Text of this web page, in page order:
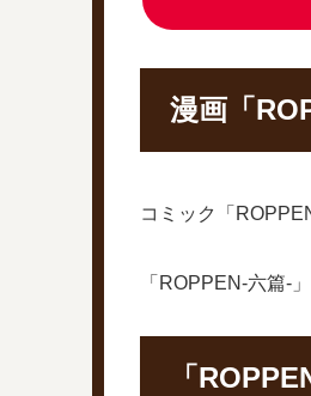
漫画「
コミック「
「ROPPEN-六篇-
「